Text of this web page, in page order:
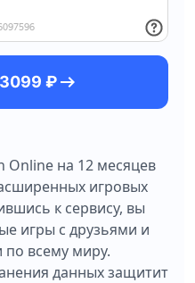
₽arrow_right_alt
Online на 12 месяцев
игровых
к сервису, вы
игры с друзьями и
по всему миру.
данных защитит